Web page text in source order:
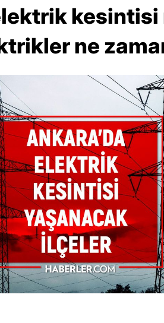
kesintisi
ne